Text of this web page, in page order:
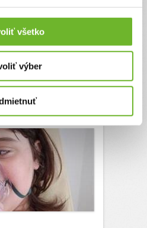
všetko
výber
a napredovať v boji s